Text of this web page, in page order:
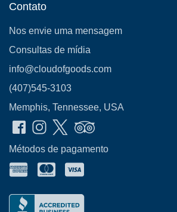
Contato
Nos envie uma mensagem
Consultas de mídia
info@cloudofgoods.com
(407)545-3103
Memphis, Tennessee, USA
Métodos de pagamento